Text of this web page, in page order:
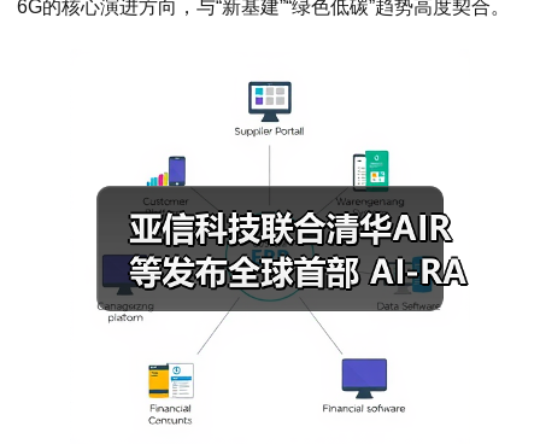
6G的核心演进方向，与“新基建”“绿色低碳”趋势高度契合。